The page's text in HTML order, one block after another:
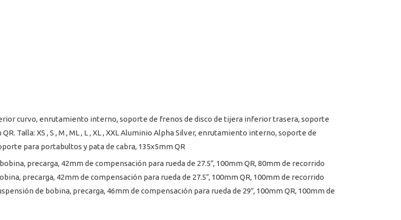
curvo, enrutamiento interno, soporte de frenos de disco de tijera inferior trasera, soporte
Talla: XS , S , M , ML , L , XL , XXL Aluminio Alpha Silver, enrutamiento interno, soporte de
para portabultos y pata de cabra, 135x5mm QR
bobina, precarga, 42mm de compensación para rueda de 27.5″, 100mm QR, 80mm de recorrido
precarga, 42mm de compensación para rueda de 27.5″, 100mm QR, 100mm de recorrido
de bobina, precarga, 46mm de compensación para rueda de 29″, 100mm QR, 100mm de